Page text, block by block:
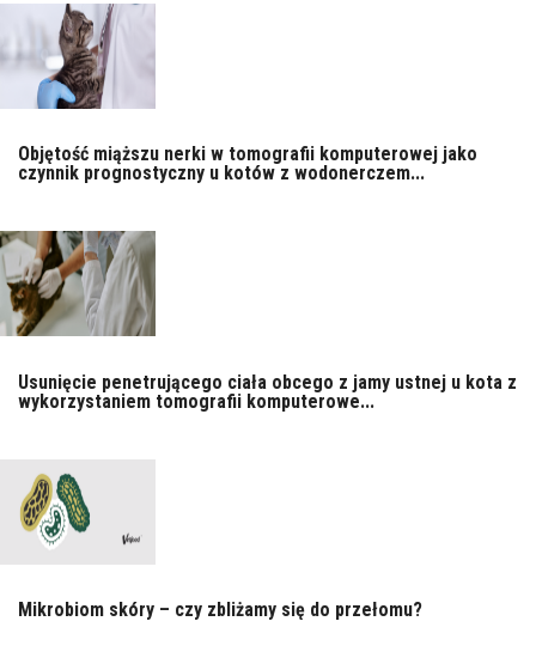
Objętość miąższu nerki w tomografii komputerowej jako
czynnik prognostyczny u kotów z wodonerczem...
Usunięcie penetrującego ciała obcego z jamy ustnej u kota z
wykorzystaniem tomografii komputerowe...
Mikrobiom skóry – czy zbliżamy się do przełomu?